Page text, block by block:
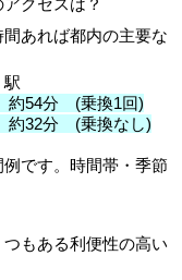
クセスは？
あれば都内の主要な
駅
54分 (乗換1回)
32分 (乗換なし)
です。時間帯・季節
もある利便性の高い